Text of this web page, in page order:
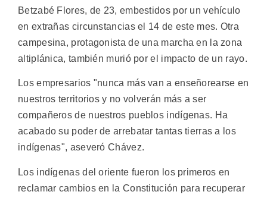
Betzabé Flores, de 23, embestidos por un vehículo
en extrañas circunstancias el 14 de este mes. Otra
campesina, protagonista de una marcha en la zona
altiplánica, también murió por el impacto de un rayo.
Los empresarios "nunca más van a enseñorearse en
nuestros territorios y no volverán más a ser
compañeros de nuestros pueblos indígenas. Ha
acabado su poder de arrebatar tantas tierras a los
indígenas", aseveró Chávez.
Los indígenas del oriente fueron los primeros en
reclamar cambios en la Constitución para recuperar